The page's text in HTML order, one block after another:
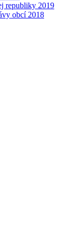
republiky 2019
obcí 2018